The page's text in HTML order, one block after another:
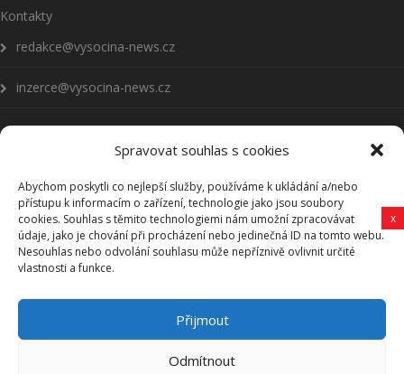
Spravovat souhlas s cookies
Abychom poskytli co nejlepší služby, používáme k ukládání a/nebo
přístupu k informacím o zařízení, technologie jako jsou soubory
cookies. Souhlas s těmito technologiemi nám umožní zpracovávat
údaje, jako je chování při procházení nebo jedinečná ID na tomto webu.
Nesouhlas nebo odvolání souhlasu může nepříznivě ovlivnit určité
vlastnosti a funkce.
Přijmout
Odmítnout
Kontakty
redakce@vysocina-news.cz
inzerce@vysocina-news.cz
Přihlásit se k odběru novinek
Všeobecné podmínky
Vysočina-news.cz
Zpravodajství z Vysočiny
x